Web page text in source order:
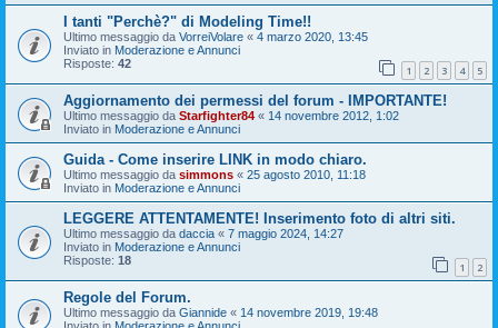
I tanti "Perchè?" di Modeling Time!!
Ultimo messaggio da VorreiVolare « 4 marzo 2020, 13:45
Inviato in Moderazione e Annunci
Risposte: 42 1 2 3 4 5
Aggiornamento dei permessi del forum - IMPORTANTE!
Ultimo messaggio da Starfighter84 « 14 novembre 2012, 1:02
Inviato in Moderazione e Annunci
Guida - Come inserire LINK in modo chiaro.
Ultimo messaggio da simmons « 25 agosto 2010, 11:18
Inviato in Moderazione e Annunci
LEGGERE ATTENTAMENTE! Inserimento foto di altri siti.
Ultimo messaggio da daccia « 7 maggio 2024, 14:27
Inviato in Moderazione e Annunci
Risposte: 18 1 2
Regole del Forum.
Ultimo messaggio da Giannide « 14 novembre 2019, 19:48